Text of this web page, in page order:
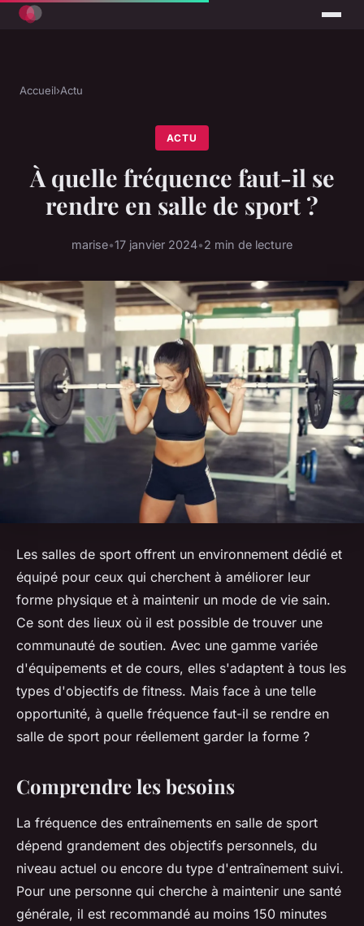
Accueil›Actu
ACTU
À quelle fréquence faut-il se
rendre en salle de sport ?
marise•17 janvier 2024•2 min de lecture
Les salles de sport offrent un environnement dédié et
équipé pour ceux qui cherchent à améliorer leur
forme physique et à maintenir un mode de vie sain.
Ce sont des lieux où il est possible de trouver une
communauté de soutien. Avec une gamme variée
d'équipements et de cours, elles s'adaptent à tous les
types d'objectifs de fitness. Mais face à une telle
opportunité, à quelle fréquence faut-il se rendre en
salle de sport pour réellement garder la forme ?
Comprendre les besoins
La fréquence des entraînements en salle de sport
dépend grandement des objectifs personnels, du
niveau actuel ou encore du type d'entraînement suivi.
Pour une personne qui cherche à maintenir une santé
générale, il est recommandé au moins 150 minutes